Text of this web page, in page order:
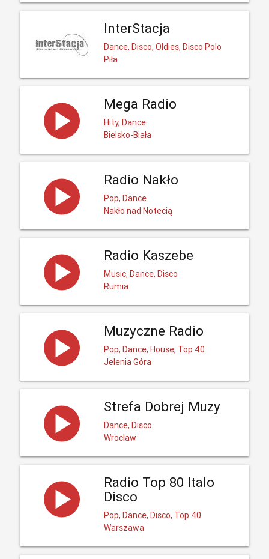
InterStacja
Dance, Disco, Oldies, Disco Polo
Piła
Mega Radio
Hity, Dance
Bielsko-Biała
Radio Nakło
Pop, Dance
Nakło nad Notecią
Radio Kaszebe
Music, Dance, Disco
Rumia
Muzyczne Radio
Pop, Dance, House, Top 40
Jelenia Góra
Strefa Dobrej Muzy
Dance, Disco
Wroclaw
Radio Top 80 Italo
Disco
Pop, Dance, Disco, Top 40
Warszawa